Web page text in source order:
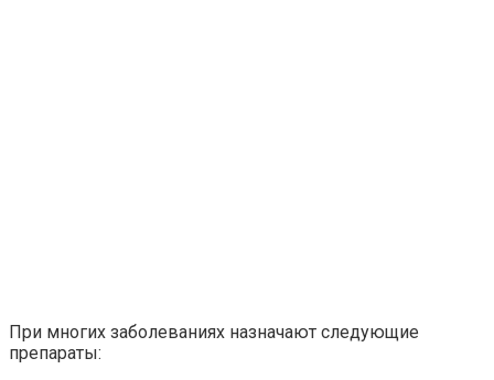
При многих заболеваниях назначают следующие
препараты: